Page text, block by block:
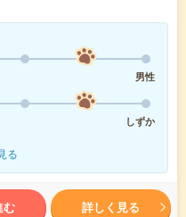
男性
しずか
る
む 詳しく見る